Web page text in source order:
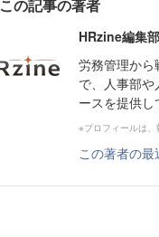
この記事の著者
HRzine編集
労務管理から
で、人事部
ースを提供し
※プロフィールは
この著者の